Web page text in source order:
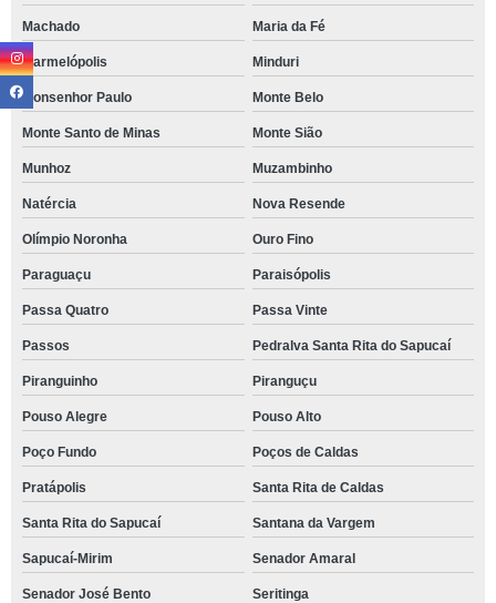
Machado Maria da Fé
Marmelópolis Minduri
Monsenhor Paulo Monte Belo
Monte Santo de Minas Monte Sião
Munhoz Muzambinho
Natércia Nova Resende
Olímpio Noronha Ouro Fino
Paraguaçu Paraisópolis
Passa Quatro Passa Vinte
Passos Pedralva Santa Rita do Sapucaí
Piranguinho Piranguçu
Pouso Alegre Pouso Alto
Poço Fundo Poços de Caldas
Pratápolis Santa Rita de Caldas
Santa Rita do Sapucaí Santana da Vargem
Sapucaí-Mirim Senador Amaral
Senador José Bento Seritinga